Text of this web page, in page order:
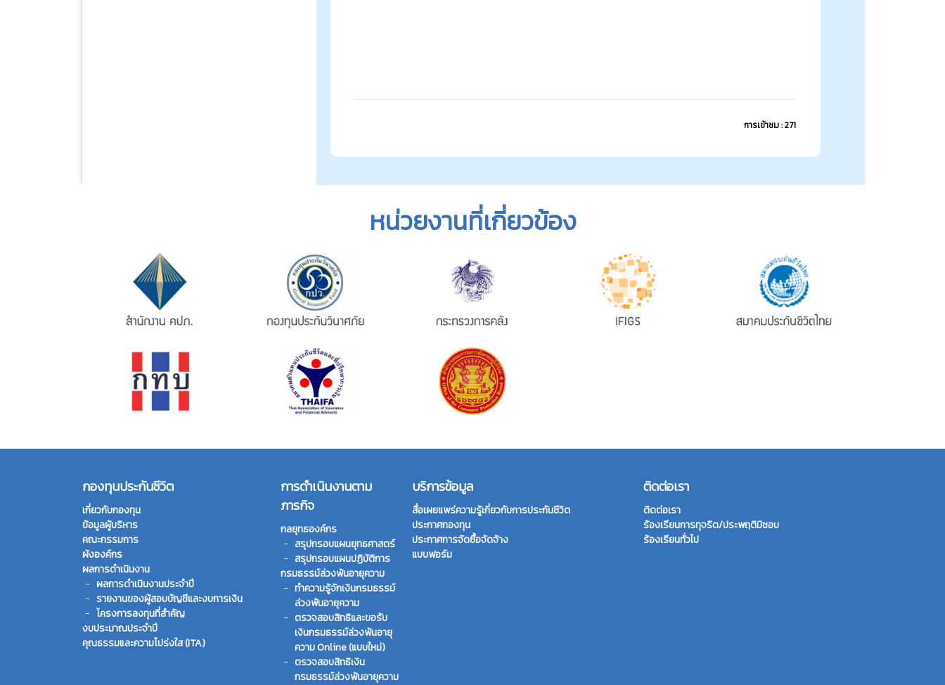
การเข้าชม : 271
หน่วยงานที่เกี่ยวข้อง
กองทุนประกันชีวิต
เกี่ยวกับกองทุน
ข้อมูลผู้บริหาร
คณะกรรมการ
ผังองค์กร
ผลการดำเนินงาน
ผลการดำเนินงานประจำปี
รายงานของผู้สอบบัญชีและงบการเงิน
โครงการลงทุนที่สำคัญ
งบประมาณประจำปี
คุณธรรมและความโปร่งใส (ITA)
การดำเนินงานตาม
ภารกิจ
กลยุทธองค์กร
สรุปกรอบแผนยุทธศาสตร์
สรุปกรอบแผนปฏิบัติการ
กรมธรรม์ล่วงพ้นอายุความ
ทําความรู้จักเงินกรมธรรม์
ล่วงพ้นอายุความ
ตรวจสอบสิทธิและขอรับ
เงินกรมธรรม์ล่วงพ้นอายุ
ความ Online (แบบใหม่)
ตรวจสอบสิทธิเงิน
กรมธรรม์ล่วงพ้นอายุความ
บริการข้อมูล
สื่อเผยแพร่ความรู้เกี่ยวกับการประกันชีวิต
ประกาศกองทุน
ประกาศการจัดซื้อจัดจ้าง
แบบฟอร์ม
ติดต่อเรา
ติดต่อเรา
ร้องเรียนการทุจริต/ประพฤติมิชอบ
ร้องเรียนทั่วไป